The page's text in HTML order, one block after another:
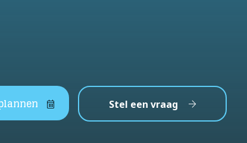
Stel een vraag